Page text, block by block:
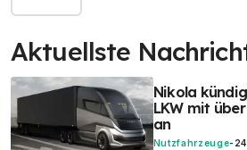
Aktuellste
Nikola
LKW mit
an
Nutzfahrzeuge-